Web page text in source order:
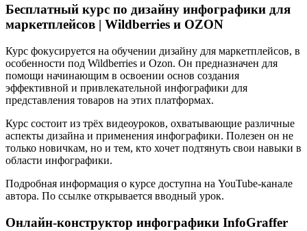
Бесплатный курс по дизайну инфографики для
маркетплейсов | Wildberries и OZON
Курс фокусируется на обучении дизайну для маркетплейсов, в
особенности под Wildberries и Ozon. Он предназначен для
помощи начинающим в освоении основ создания
эффективной и привлекательной инфографики для
представления товаров на этих платформах.
Курс состоит из трёх видеоуроков, охватывающие различные
аспекты дизайна и применения инфографики. Полезен он не
только новичкам, но и тем, кто хочет подтянуть свои навыки в
области инфографики.
Подробная информация о курсе доступна на YouTube-канале
автора. По ссылке открывается вводный урок.
Онлайн-конструктор инфографики InfoGraffer